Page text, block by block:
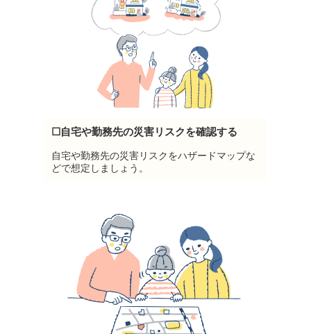
☐自宅や勤務先の災害リスクを確認する
自宅や勤務先の災害リスクをハザードマップな
どで想定しましょう。